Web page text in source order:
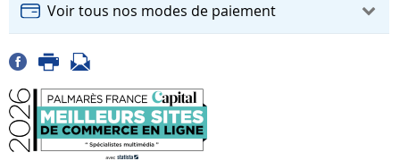
Voir tous nos modes de paiement